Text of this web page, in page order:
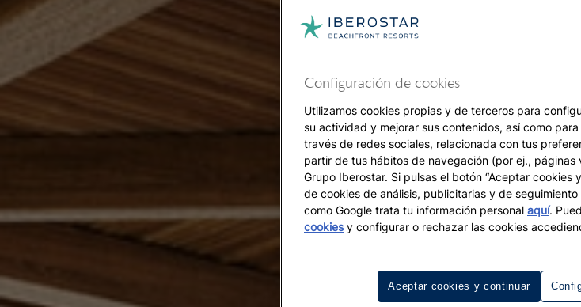
Configuración de cookies
Utilizamos cookies propias y de terceros para
su actividad y mejorar sus contenidos, así como
través de redes sociales, relacionada con tus
partir de tus hábitos de navegación (por ej.,
Grupo Iberostar. Si pulsas el botón “Aceptar cookies
de cookies de análisis, publicitarias y de
como Google trata tu información personal aquí.
cookiesy configurar o rechazar las cookies
Aceptar cookies y continuar